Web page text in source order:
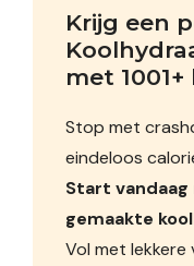
Krijg een
met
Stop met
eindeloos
Start
gemaakte
Vol met